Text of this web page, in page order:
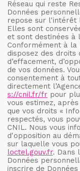
Réseau qui reste
Données
repose sur l'intérêt
Elles sont
et sont destinées à
Conformément à la
disposez des droits
d’effacement,
de vos données.
consentement à
directement
s://cnil.fr/fr pour
vous estimez,
que vos droits «
respectés, vous
CNIL. Nous vous
d'opposition au
sur laquelle vous
loctel.gouv.fr. Dans
Données
inscrire de